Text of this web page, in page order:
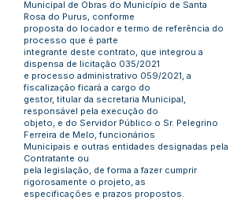
Municipal de Obras do Município de Santa
Rosa do Purus, conforme
proposta do locador e termo de referência do
processo que é parte
integrante deste contrato, que integrou a
dispensa de licitação 035/2021
e processo administrativo 059/2021, a
fiscalização ficará a cargo do
gestor, titular da secretaria Municipal,
responsável pela execução do
objeto, e do Servidor Público o Sr. Pelegrino
Ferreira de Melo, funcionários
Municipais e outras entidades designadas pela
Contratante ou
pela legislação, de forma a fazer cumprir
rigorosamente o projeto, as
especificações e prazos propostos.